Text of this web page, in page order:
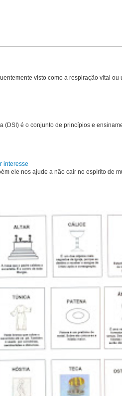
visto como a respiração vital ou
(DSI) é o conjunto de princípios e
interesse
ele nos ajude a não cair no espírito de